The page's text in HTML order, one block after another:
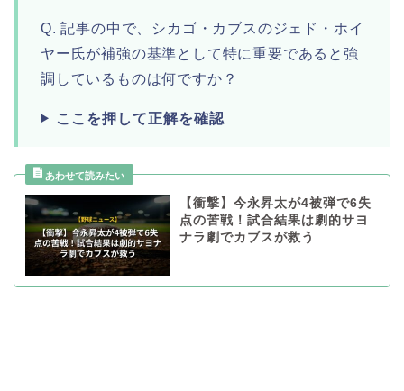
Q. 記事の中で、シカゴ・カブスのジェド・ホイ
ヤー氏が補強の基準として特に重要であると強
調しているものは何ですか？
ここを押して正解を確認
【衝撃】今永昇太が4被弾で6失
点の苦戦！試合結果は劇的サヨ
ナラ劇でカブスが救う